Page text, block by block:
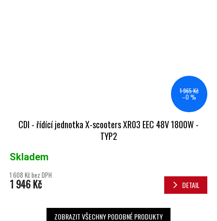
1 965 Kč
–0 %
CDI - řídící jednotka X-scooters XR03 EEC 48V 1800W -
TYP2
Skladem
1 608 Kč bez DPH
1 946 Kč DETAIL
ZOBRAZIT VŠECHNY PODOBNÉ PRODUKTY